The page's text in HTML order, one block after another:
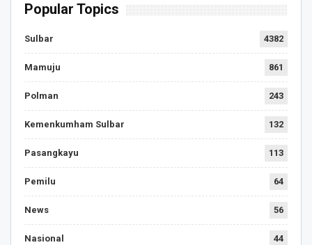
Popular Topics
Sulbar 4382
Mamuju 861
Polman 243
Kemenkumham Sulbar 132
Pasangkayu 113
Pemilu 64
News 56
Nasional 44